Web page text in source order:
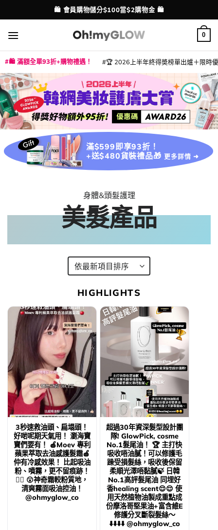
to
content
配送港澳
💳 支援消費券、FPS、八達通、PAYME、信用卡付款
0
🛍️ 滿額全單93折+購物禮遇！ 🏆 2026上半年終得奬榜單出爐＋限時
滿$599即享93折！
+送$480貨裝禮品🎁 更多詳情 ➜
身體&頭髮護理
美髮產品
HIGHLIGHTS
3秒速救油頭、扁塌頭！
好啱呢期天氣用！ 瀏海寶
寶們要有！ 🍎Moev 專利
蘋果萃取去油感護髮霜🍎
仲有冷感效果！ 比起吸油
粉、噴霧，更不留痕跡！
👍🏻 😮神奇霜較粉質地，
清爽霧面吸油控油！
@ohmyglow_co
超過30年資深髮型設計團
隊! GlowPick, cosme
No.1髮尾油！ 🏆 主打快
吸收唔油膩！可以修護毛
躁受損髮絲，吸收後保留
柔順光澤唔黏膩🍃 日韓
No.1高評髮尾油 同埋好
香healing scent😌😌 使
用天然植物油製成重點成
份摩洛哥堅果油+富含維E
修護分叉斷裂髮絲～
⬇️⬇️⬇️⬇️ @ohmyglow_co